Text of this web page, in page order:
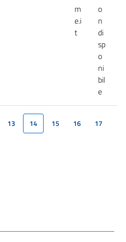
m
e.i
t
o
n
di
sp
o
ni
bil
e
13 14(current)
15 16
17